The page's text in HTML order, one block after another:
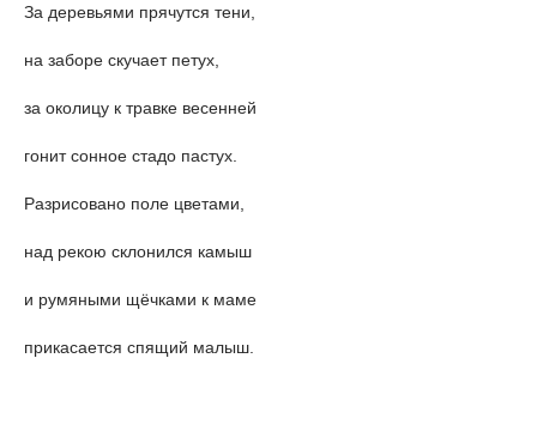
За деревьями прячутся тени,
на заборе скучает петух,
за околицу к травке весенней
гонит сонное стадо пастух.
Разрисовано поле цветами,
над рекою склонился камыш
и румяными щёчками к маме
прикасается спящий малыш.